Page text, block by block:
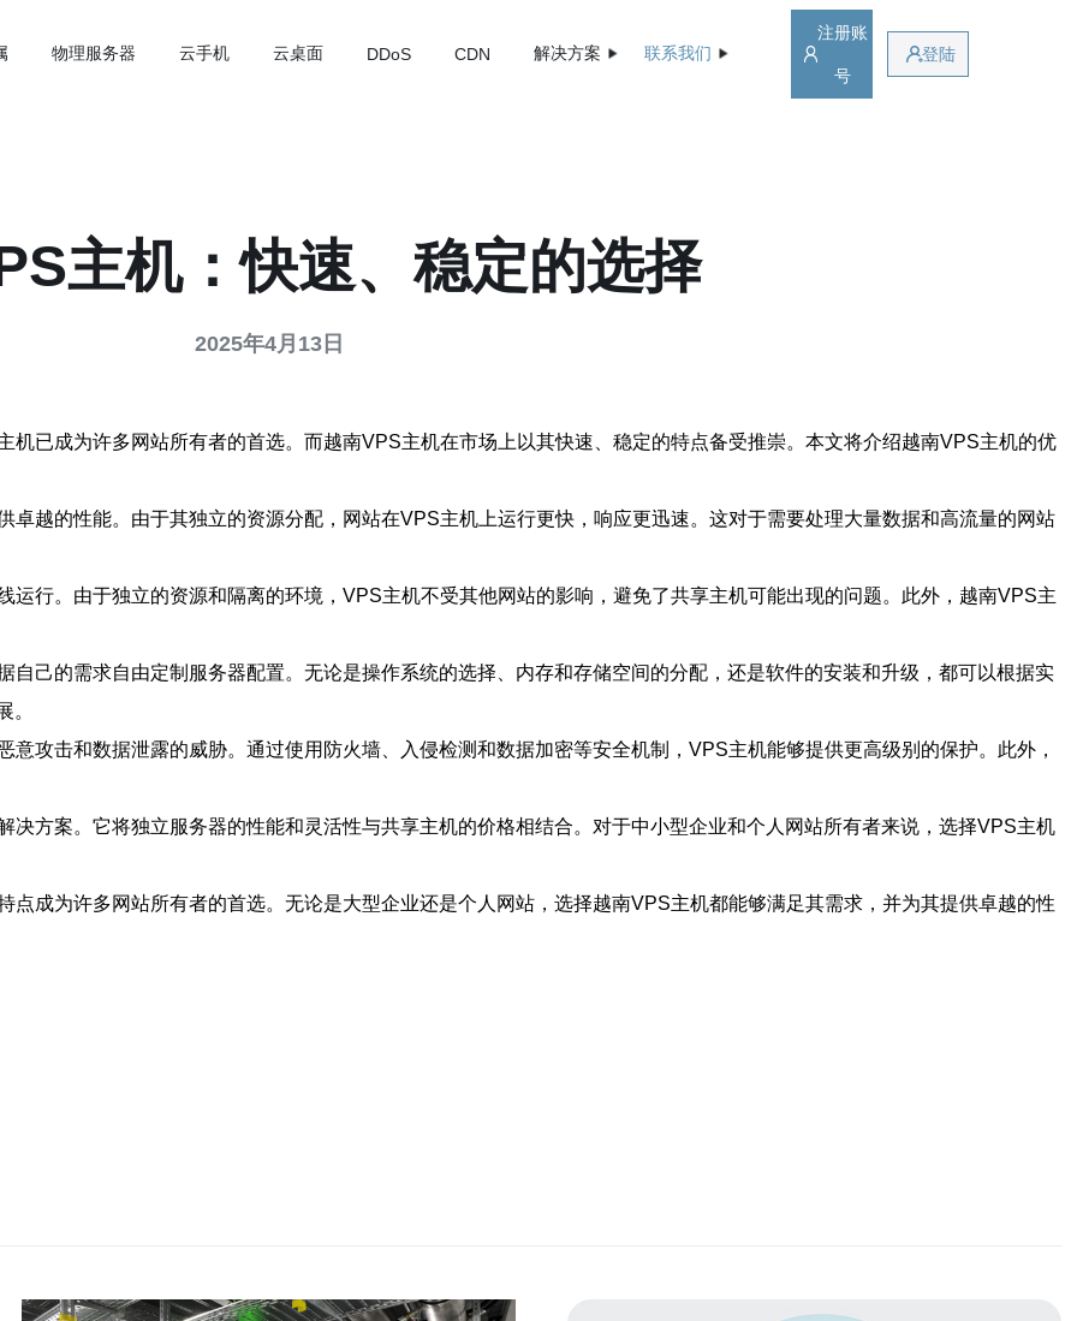
物理服务器 云手机 云桌面 DDoS CDN 解决方案 联系我们
注册账
号
登陆
主机：快速、稳定的选择
2025年4月13日
机已成为许多网站所有者的首选。而越南VPS主机在市场上以其快速、稳定的特点备受推崇。本文将介绍越南VPS主机的优
越的性能。由于其独立的资源分配，网站在VPS主机上运行更快，响应更迅速。这对于需要处理大量数据和高流量的网站
行。由于独立的资源和隔离的环境，VPS主机不受其他网站的影响，避免了共享主机可能出现的问题。此外，越南VPS主
己的需求自由定制服务器配置。无论是操作系统的选择、内存和存储空间的分配，还是软件的安装和升级，都可以根据实
。
攻击和数据泄露的威胁。通过使用防火墙、入侵检测和数据加密等安全机制，VPS主机能够提供更高级别的保护。此外，
方案。它将独立服务器的性能和灵活性与共享主机的价格相结合。对于中小型企业和个人网站所有者来说，选择VPS主机
成为许多网站所有者的首选。无论是大型企业还是个人网站，选择越南VPS主机都能够满足其需求，并为其提供卓越的性